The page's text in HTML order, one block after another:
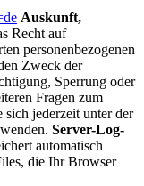
Auskunft,
Recht auf
personenbezogenen
Zweck der
Sperrung oder
Fragen zum
sich jederzeit unter der
Server-Log-
automatisch
die Ihr Browser